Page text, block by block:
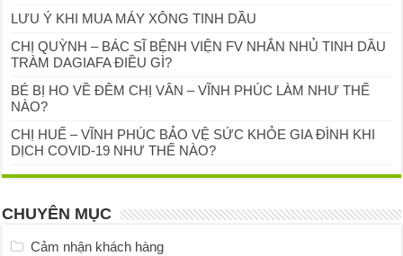
LƯU Ý KHI MUA MÁY XÔNG TINH DẦU
CHỊ QUỲNH – BÁC SĨ BỆNH VIỆN FV NHẮN NHỦ TINH DẦU
TRÀM DAGIAFA ĐIỀU GÌ?
BÉ BỊ HO VỀ ĐÊM CHỊ VÂN – VĨNH PHÚC LÀM NHƯ THẾ
NÀO?
CHỊ HUẾ – VĨNH PHÚC BẢO VỆ SỨC KHỎE GIA ĐÌNH KHI
DỊCH COVID-19 NHƯ THẾ NÀO?
CHUYÊN MỤC
Cảm nhận khách hàng